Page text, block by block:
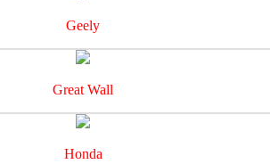
Geely
Great Wall
Honda